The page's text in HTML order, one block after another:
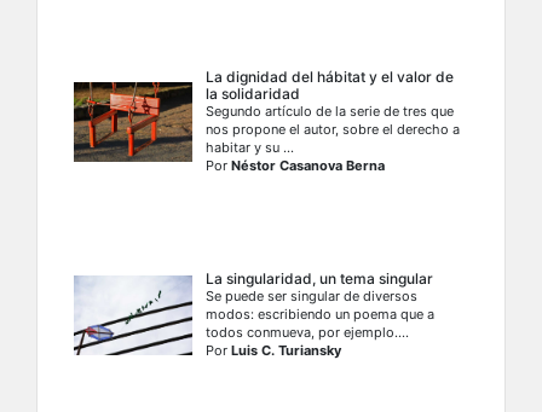
La dignidad del hábitat y el valor de
la solidaridad
Segundo artículo de la serie de tres que
nos propone el autor, sobre el derecho a
habitar y su ...
PorNéstor Casanova Berna
La singularidad, un tema singular
Se puede ser singular de diversos
modos: escribiendo un poema que a
todos conmueva, por ejemplo....
PorLuis C. Turiansky